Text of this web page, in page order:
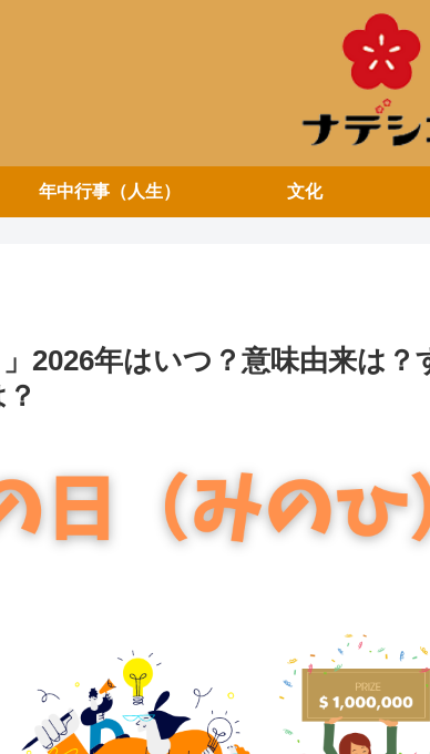
年中行事（人生） 文化
2026年はいつ？意味由来は？